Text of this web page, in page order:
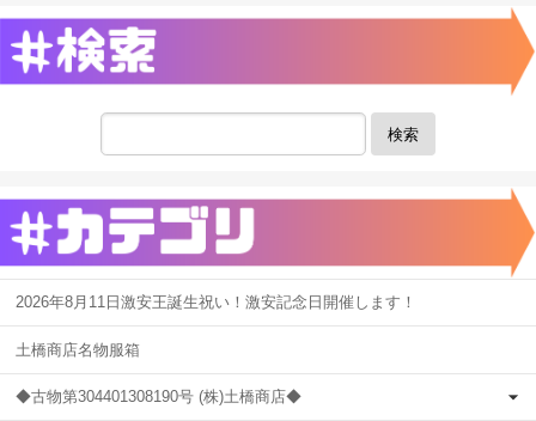
検索
2026年8月11日激安王誕生祝い！激安記念日開催します！
土橋商店名物服箱
◆古物第304401308190号 (株)土橋商店◆